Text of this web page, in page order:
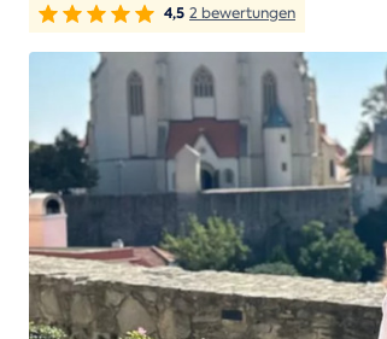
4,5 2 bewertungen